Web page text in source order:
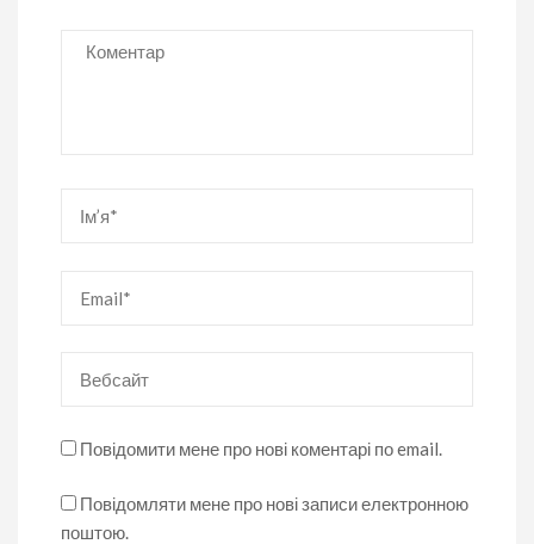
Коментар
Повідомити мене про нові коментарі по email.
Повідомляти мене про нові записи електронною
поштою.